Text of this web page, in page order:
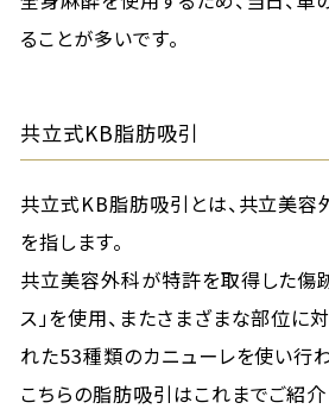
ることが多いです。
共立式KB脂肪吸引
共立式KB脂肪吸引とは、共立美容
を指します。
共立美容外科が特許を取得した傷
ス」を使用、またさまざまな部位に
れた53種類のカニューレを使い行
こちらの脂肪吸引はこれまでご紹介